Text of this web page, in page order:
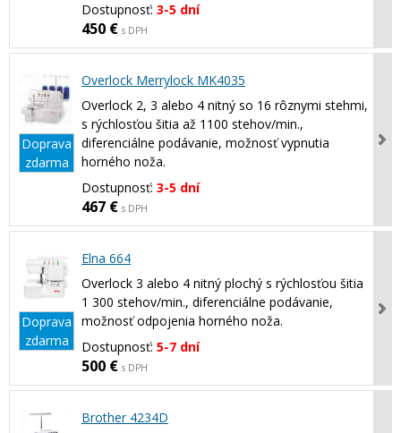
Dostupnosť: 3-5 dní
450 € s DPH
Doprava
zdarma
Overlock Merrylock MK4035
Overlock 2, 3 alebo 4 nitný so 16 rôznymi stehmi,
s rýchlosťou šitia až 1100 stehov/min.,
diferenciálne podávanie, možnosť vypnutia
horného noža.
Dostupnosť: 3-5 dní
467 € s DPH
Doprava
zdarma
Elna 664
Overlock 3 alebo 4 nitný plochý s rýchlosťou šitia
1 300 stehov/min., diferenciálne podávanie,
možnosť odpojenia horného noža.
Dostupnosť: 5-7 dní
500 € s DPH
Brother 4234D